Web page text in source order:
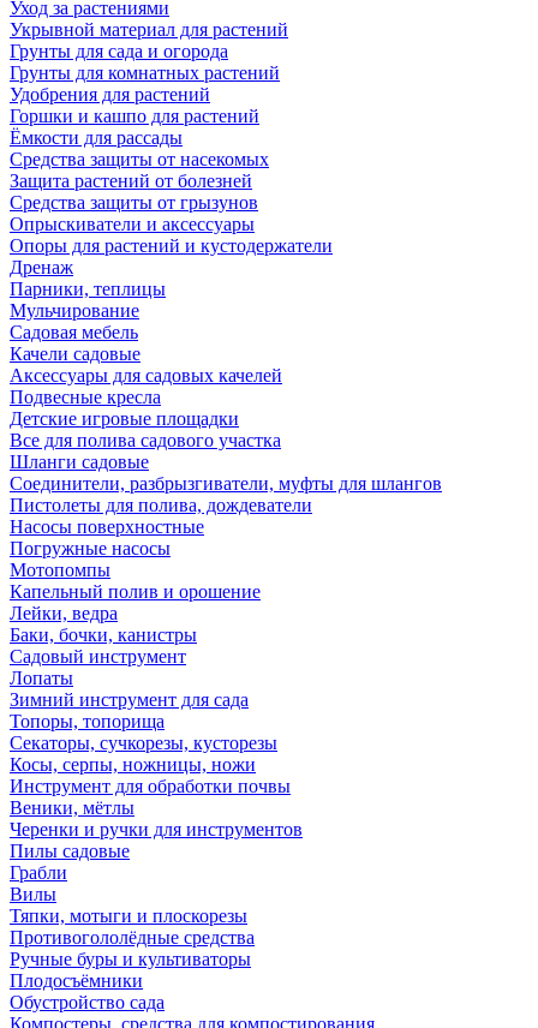
Уход за растениями
Укрывной материал для растений
Грунты для сада и огорода
Грунты для комнатных растений
Удобрения для растений
Горшки и кашпо для растений
Ёмкости для рассады
Средства защиты от насекомых
Защита растений от болезней
Средства защиты от грызунов
Опрыскиватели и аксессуары
Опоры для растений и кустодержатели
Дренаж
Парники, теплицы
Мульчирование
Садовая мебель
Качели садовые
Аксессуары для садовых качелей
Подвесные кресла
Детские игровые площадки
Все для полива садового участка
Шланги садовые
Соединители, разбрызгиватели, муфты для шлангов
Пистолеты для полива, дождеватели
Насосы поверхностные
Погружные насосы
Мотопомпы
Капельный полив и орошение
Лейки, ведра
Баки, бочки, канистры
Садовый инструмент
Лопаты
Зимний инструмент для сада
Топоры, топорища
Секаторы, сучкорезы, кусторезы
Косы, серпы, ножницы, ножи
Инструмент для обработки почвы
Веники, мётлы
Черенки и ручки для инструментов
Пилы садовые
Грабли
Вилы
Тяпки, мотыги и плоскорезы
Противогололёдные средства
Ручные буры и культиваторы
Плодосъёмники
Обустройство сада
Компостеры, средства для компостирования